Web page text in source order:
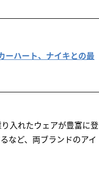
ーハート、ナイキとの最
入れたウェアが豊富に登
など、両ブランドのアイ